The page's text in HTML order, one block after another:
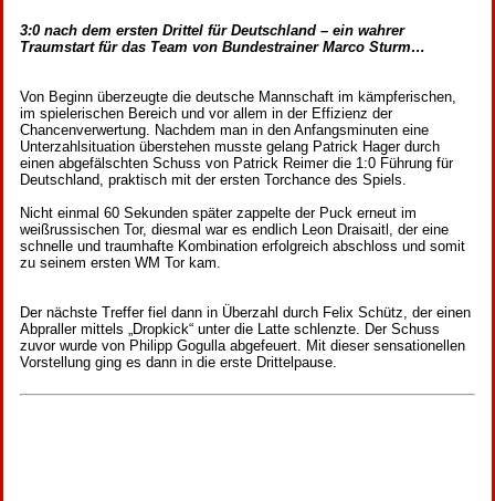
3:0 nach dem ersten Drittel für Deutschland – ein wahrer
Traumstart für das Team von Bundestrainer Marco Sturm…
Von Beginn überzeugte die deutsche Mannschaft im kämpferischen,
im spielerischen Bereich und vor allem in der Effizienz der
Chancenverwertung. Nachdem man in den Anfangsminuten eine
Unterzahlsituation überstehen musste gelang Patrick Hager durch
einen abgefälschten Schuss von Patrick Reimer die 1:0 Führung für
Deutschland, praktisch mit der ersten Torchance des Spiels.
Nicht einmal 60 Sekunden später zappelte der Puck erneut im
weißrussischen Tor, diesmal war es endlich Leon Draisaitl, der eine
schnelle und traumhafte Kombination erfolgreich abschloss und somit
zu seinem ersten WM Tor kam.
Der nächste Treffer fiel dann in Überzahl durch Felix Schütz, der einen
Abpraller mittels „Dropkick“ unter die Latte schlenzte. Der Schuss
zuvor wurde von Philipp Gogulla abgefeuert. Mit dieser sensationellen
Vorstellung ging es dann in die erste Drittelpause.